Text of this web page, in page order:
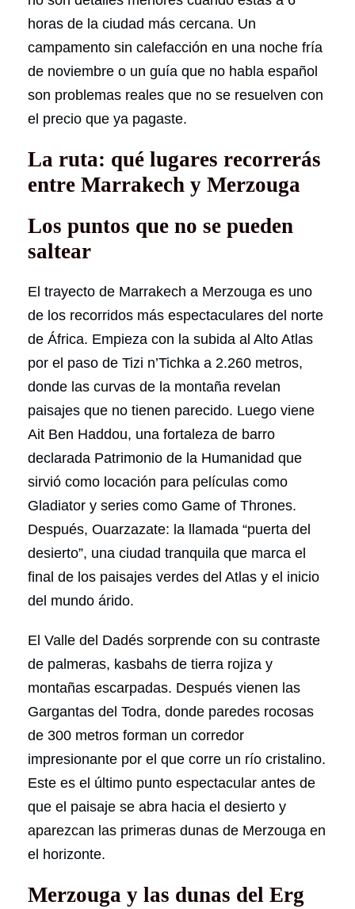
horas de la ciudad más cercana. Un
campamento sin calefacción en una noche fría
de noviembre o un guía que no habla español
son problemas reales que no se resuelven con
el precio que ya pagaste.
La ruta: qué lugares recorrerás
entre Marrakech y Merzouga
Los puntos que no se pueden
saltear
El trayecto de Marrakech a Merzouga es uno
de los recorridos más espectaculares del norte
de África. Empieza con la subida al Alto Atlas
por el paso de Tizi n’Tichka a 2.260 metros,
donde las curvas de la montaña revelan
paisajes que no tienen parecido. Luego viene
Ait Ben Haddou, una fortaleza de barro
declarada Patrimonio de la Humanidad que
sirvió como locación para películas como
Gladiator y series como Game of Thrones.
Después, Ouarzazate: la llamada “puerta del
desierto”, una ciudad tranquila que marca el
final de los paisajes verdes del Atlas y el inicio
del mundo árido.
El Valle del Dadés sorprende con su contraste
de palmeras, kasbahs de tierra rojiza y
montañas escarpadas. Después vienen las
Gargantas del Todra, donde paredes rocosas
de 300 metros forman un corredor
impresionante por el que corre un río cristalino.
Este es el último punto espectacular antes de
que el paisaje se abra hacia el desierto y
aparezcan las primeras dunas de Merzouga en
el horizonte.
Merzouga y las dunas del Erg